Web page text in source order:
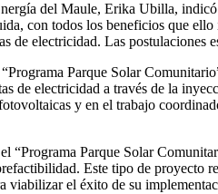
del Maule, Erika Ubilla,
con todos los beneficios que
de electricidad. Las postulaciones
Parque Solar
de electricidad a través de la
y en el trabajo
“Programa Parque Solar
Este tipo de proyecto
viabilizar el éxito de su